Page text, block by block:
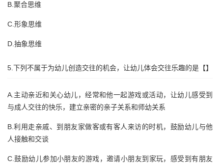
B.聚合思维
C.形象思维
D.抽象思维
5.下列不属于为幼儿创造交往的机会，让幼儿体会交往乐趣的是【】
A.主动亲近和关心幼儿，经常和他一起游戏或活动，让幼儿感受到
与成人交往的快乐，建立亲密的亲子关系和师幼关系
B.利用走亲戚、到朋友家做客或有客人来访的时机，鼓励幼儿与他
人接触和交谈
C.鼓励幼儿参加小朋友的游戏，邀请小朋友到家玩，感受到有朋友